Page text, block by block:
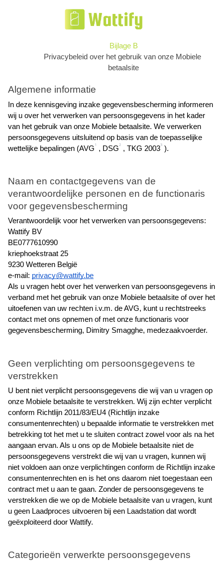
Bijlage B
Privacybeleid over het gebruik van onze Mobiele
betaalsite
Algemene informatie
In deze kennisgeving inzake gegevensbescherming informeren
wij u over het verwerken van persoonsgegevens in het kader
van het gebruik van onze Mobiele betaalsite. We verwerken
persoonsgegevens uitsluitend op basis van de toepasselijke
wettelijke bepalingen (AVG 1 , DSG2 , TKG 20033 ).
Naam en contactgegevens van de
verantwoordelijke personen en de functionaris
voor gegevensbescherming
Verantwoordelijk voor het verwerken van persoonsgegevens:
Wattify BV
BE0777610990
kriephoekstraat 25
9230 Wetteren België
e-mail: privacy@wattify.be
Als u vragen hebt over het verwerken van persoonsgegevens in
verband met het gebruik van onze Mobiele betaalsite of over het
uitoefenen van uw rechten i.v.m. de AVG, kunt u rechtstreeks
contact met ons opnemen of met onze functionaris voor
gegevensbescherming, Dimitry Smagghe, medezaakvoerder.
Geen verplichting om persoonsgegevens te
verstrekken
U bent niet verplicht persoonsgegevens die wij van u vragen op
onze Mobiele betaalsite te verstrekken. Wij zijn echter verplicht
conform Richtlijn 2011/83/EU4 (Richtlijn inzake
consumentenrechten) u bepaalde informatie te verstrekken met
betrekking tot het met u te sluiten contract zowel voor als na het
aangaan ervan. Als u ons op de Mobiele betaalsite niet de
persoonsgegevens verstrekt die wij van u vragen, kunnen wij
niet voldoen aan onze verplichtingen conform de Richtlijn inzake
consumentenrechten en is het ons daarom niet toegestaan een
contract met u aan te gaan. Zonder de persoonsgegevens te
verstrekken die we op de Mobiele betaalsite van u vragen, kunt
u geen Laadproces uitvoeren bij een Laadstation dat wordt
geëxploiteerd door Wattify.
Categorieën verwerkte persoonsgegevens